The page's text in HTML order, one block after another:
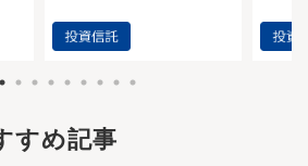
注意ください。株式
同様に元本保証はな
が一元本割れしてし
が出ない範囲で取り
が、不必要な売買を
。投資信託相談プラ
トを以下の3点に絞っ
れぞれ、内容を確認し
いう失敗は、ネット
る方に多いケースで
（株式・債券など）
資家から集めたお金
め、運用の専門家が
運用する商品です。運
分で運用するわけで
を希望の場合は口座
設をした金融機関等経
受領方法を「株式数
すめ記事